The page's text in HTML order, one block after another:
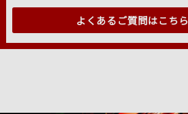
よくあるご質問はこちら